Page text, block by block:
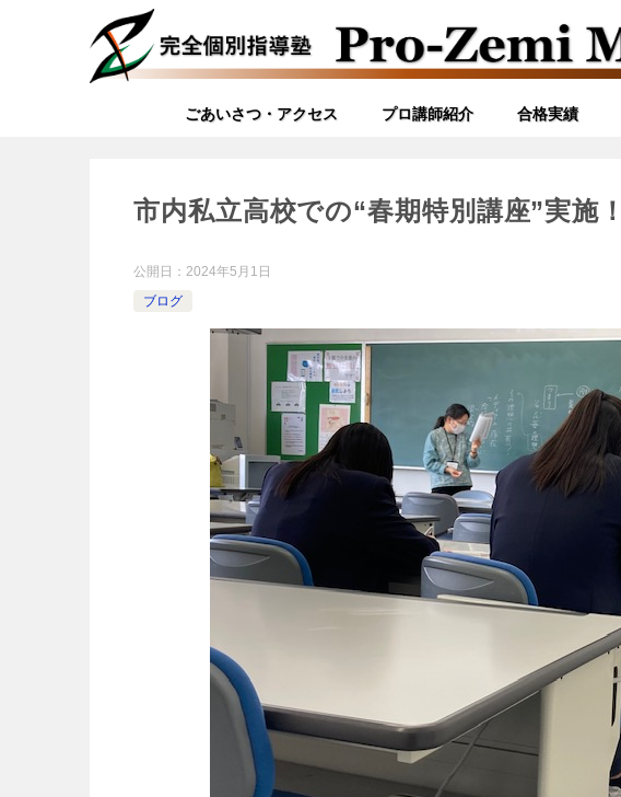
ごあいさつ・アクセス プロ講師紹介 合格実績
市内私立高校での“春期特別講座”実施！
公開日： 2024年5月1日
ブログ